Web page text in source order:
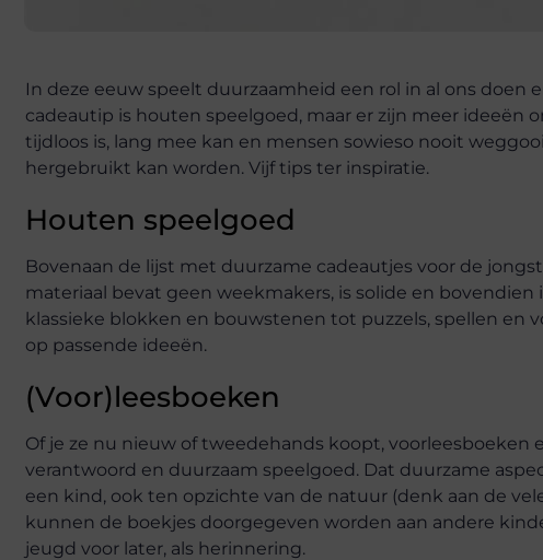
In deze eeuw speelt duurzaamheid een rol in al ons doen
cadeautip is houten speelgoed, maar er zijn meer ideeën
tijdloos is, lang mee kan en mensen sowieso nooit
hergebruikt kan worden. Vijf tips ter inspiratie.
Houten speelgoed
Bovenaan de lijst met duurzame cadeautjes voor de
materiaal bevat geen weekmakers, is solide en
klassieke blokken en bouwstenen tot puzzels, spellen en
op passende ideeën.
(Voor)leesboeken
Of je ze nu nieuw of tweedehands koopt,
verantwoord en duurzaam speelgoed. Dat duurzame
een kind, ook ten opzichte van de natuur (denk aan de
kunnen de boekjes doorgegeven worden aan andere
jeugd voor later, als herinnering.